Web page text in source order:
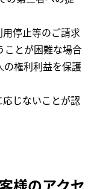
停止等のご請求
ことが困難な場合
の権利利益を保護
じないことが認